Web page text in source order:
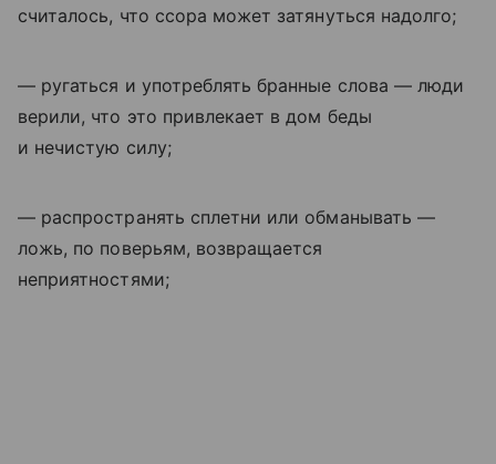
считалось, что ссора может затянуться надолго;
— ругаться и употреблять бранные слова — люди
верили, что это привлекает в дом беды
и нечистую силу;
— распространять сплетни или обманывать —
ложь, по поверьям, возвращается
неприятностями;